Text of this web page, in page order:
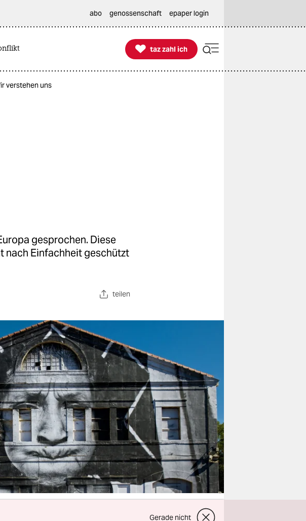
abo genossenschaft epaper login

taz zahl ich
taz zahl ich
verstehen uns
gesprochen. Diese
nach Einfachheit geschützt
teilen
Gerade nicht